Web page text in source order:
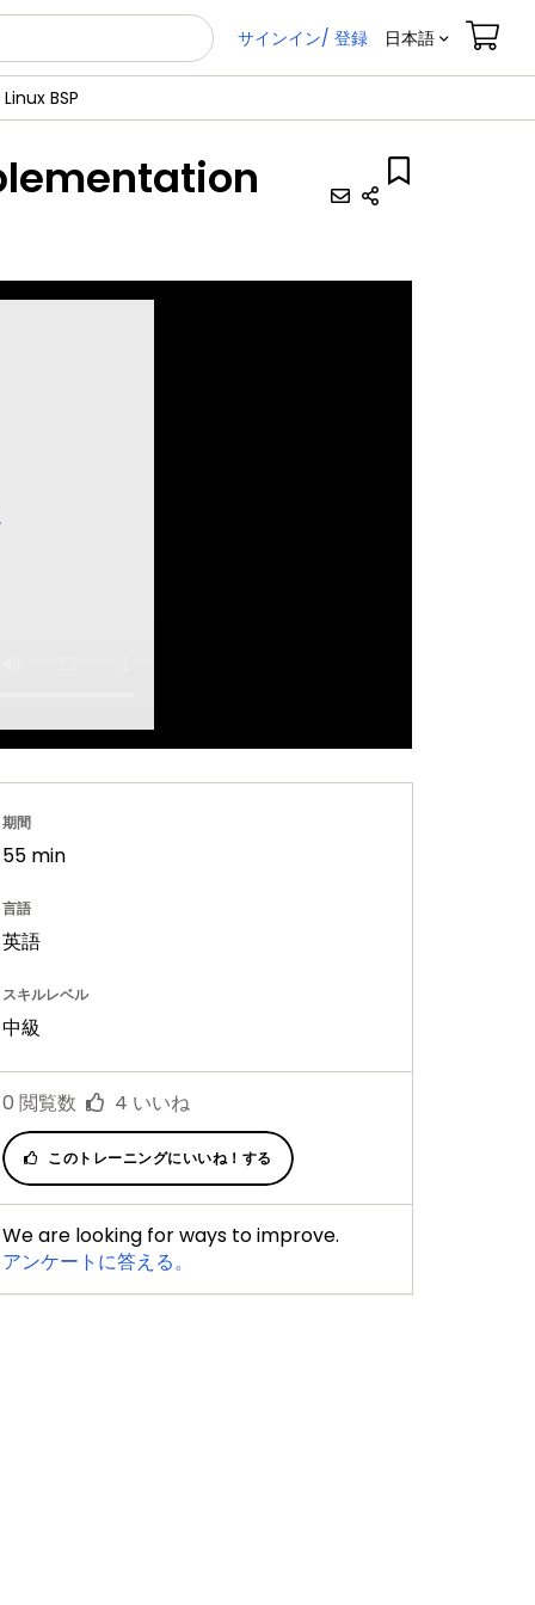
サインイン/ 登録 日本語
BSP
期間
55 min
言語
英語
スキルレベル
中級
0 閲覧数 4 いいね
このトレーニングにいいね！する
We are looking for ways to improve.
アンケートに答える。